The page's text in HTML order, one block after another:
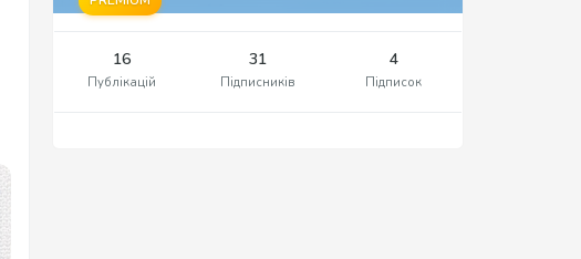
16
Публікацій
31
Підписників
4
Підписок